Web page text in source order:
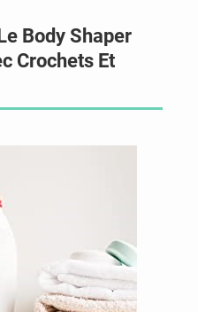
Body Shaper
Crochets Et